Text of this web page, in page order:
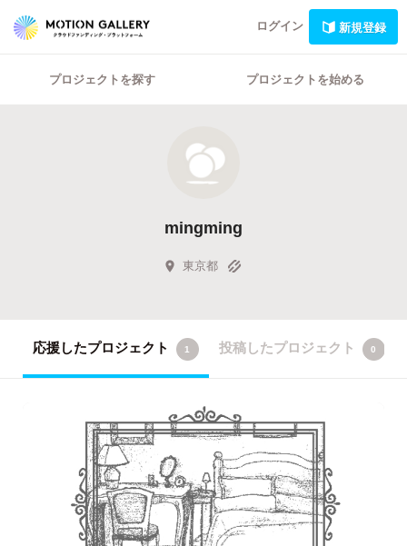
ログイン 新規登録
プロジェクトを探す プロジェクトを始める
mingming
東京都
応援したプロジェクト 1 投稿したプロジェクト 0